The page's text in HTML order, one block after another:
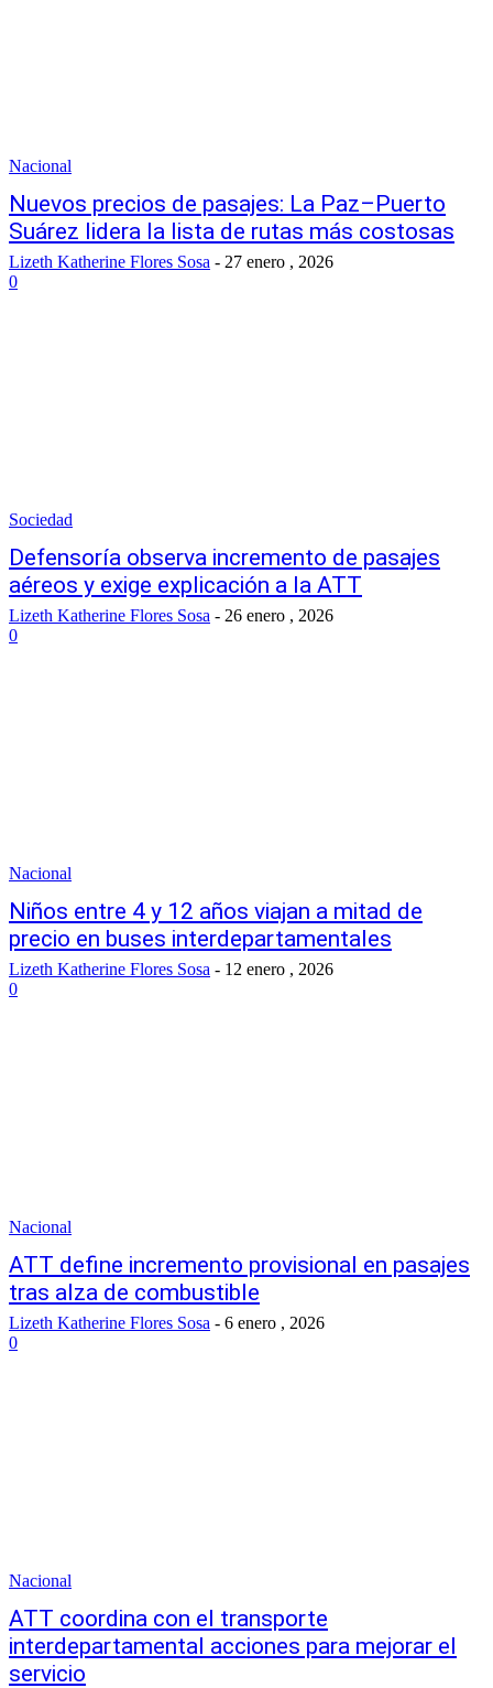
Nacional
Nuevos precios de pasajes: La Paz–Puerto
Suárez lidera la lista de rutas más costosas
Lizeth Katherine Flores Sosa - 27 enero , 2026
0
Sociedad
Defensoría observa incremento de pasajes
aéreos y exige explicación a la ATT
Lizeth Katherine Flores Sosa - 26 enero , 2026
0
Nacional
Niños entre 4 y 12 años viajan a mitad de
precio en buses interdepartamentales
Lizeth Katherine Flores Sosa - 12 enero , 2026
0
Nacional
ATT define incremento provisional en pasajes
tras alza de combustible
Lizeth Katherine Flores Sosa - 6 enero , 2026
0
Nacional
ATT coordina con el transporte
interdepartamental acciones para mejorar el
servicio